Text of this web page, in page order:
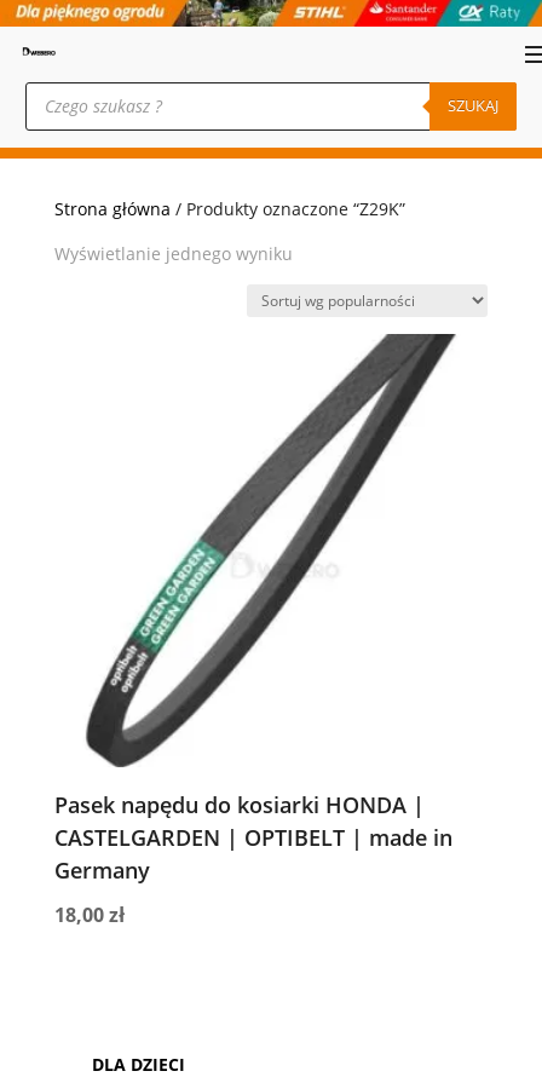
Wyszukiwarka
produktów SZUKAJ
Strona główna / Produkty oznaczone “Z29K”
Wyświetlanie jednego wyniku
Pasek napędu do kosiarki HONDA |
CASTELGARDEN | OPTIBELT | made in
Germany
18,00zł
DLA DZIECI